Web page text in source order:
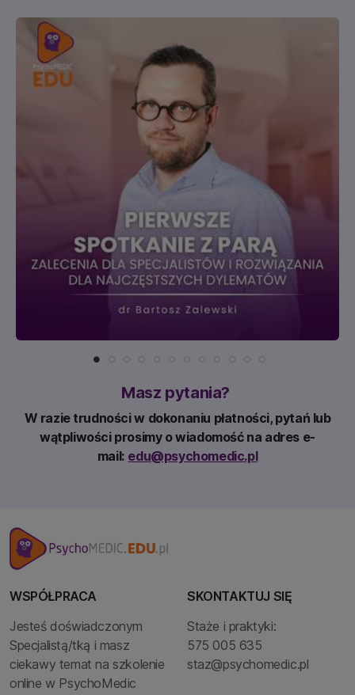
Masz pytania?
W razie trudności w dokonaniu płatności, pytań lub
wątpliwości prosimy o wiadomość na adres e-
mail: edu@psychomedic.pl
WSPÓŁPRACA
Jesteś doświadczonym
Specjalistą/tką i masz
ciekawy temat na szkolenie
online w PsychoMedic
SKONTAKTUJ SIĘ
Staże i praktyki:
575 005 635
staz@psychomedic.pl